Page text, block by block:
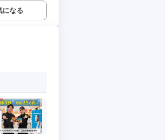
になる